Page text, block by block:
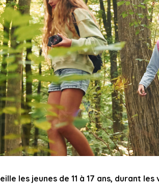
les jeunes de 11 à 17 ans, durant